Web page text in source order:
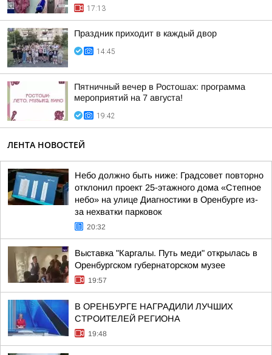
17:13
Праздник приходит в каждый двор
14:45
Пятничный вечер в Ростошах: программа
мероприятий на 7 августа!
19:42
ЛЕНТА НОВОСТЕЙ
Небо должно быть ниже: Градсовет повторно
отклонил проект 25-этажного дома «Степное
небо» на улице Диагностики в Оренбурге из-
за нехватки парковок
20:32
Выставка "Каргалы. Путь меди" открылась в
Оренбургском губернаторском музее
19:57
В ОРЕНБУРГЕ НАГРАДИЛИ ЛУЧШИХ
СТРОИТЕЛЕЙ РЕГИОНА
19:48